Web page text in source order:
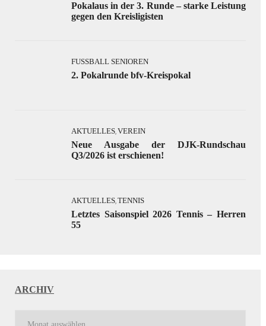
Pokalaus in der 3. Runde – starke Leistung
gegen den Kreisligisten
FUSSBALL SENIOREN
2. Pokalrunde bfv-Kreispokal
AKTUELLES, VEREIN
Neue Ausgabe der DJK-Rundschau
Q3/2026 ist erschienen!
AKTUELLES, TENNIS
Letztes Saisonspiel 2026 Tennis – Herren
55
ARCHIV